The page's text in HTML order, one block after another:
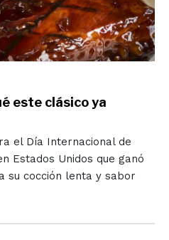
este clásico ya
el Día Internacional de
Estados Unidos que ganó
su cocción lenta y sabor